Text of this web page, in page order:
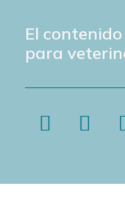
El
para